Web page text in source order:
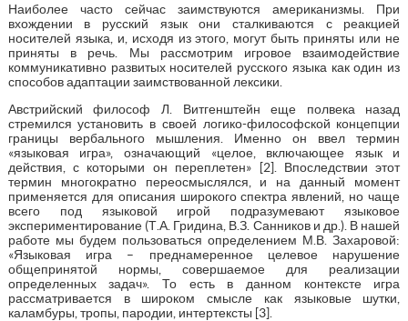
Наиболее часто сейчас заимствуются американизмы. При
вхождении в русский язык они сталкиваются с реакцией
носителей языка, и, исходя из этого, могут быть приняты или не
приняты в речь. Мы рассмотрим игровое взаимодействие
коммуникативно развитых носителей русского языка как один из
способов адаптации заимствованной лексики.
Австрийский философ Л. Витгенштейн еще полвека назад
стремился установить в своей логико-философской концепции
границы вербального мышления. Именно он ввел термин
«языковая игра», означающий «целое, включающее язык и
действия, с которыми он переплетен» [2]. Впоследствии этот
термин многократно переосмыслялся, и на данный момент
применяется для описания широкого спектра явлений, но чаще
всего под языковой игрой подразумевают языковое
экспериментирование (Т.А. Гридина, В.З. Санников и др.). В нашей
работе мы будем пользоваться определением М.В. Захаровой:
«Языковая игра – преднамеренное целевое нарушение
общепринятой нормы, совершаемое для реализации
определенных задач». То есть в данном контексте игра
рассматривается в широком смысле как языковые шутки,
каламбуры, тропы, пародии, интертексты [3].